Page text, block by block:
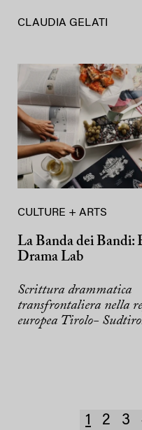
CLAUDIA GELATI
CULTURE + ARTS
La Banda dei Bandi:
Drama Lab
Scrittura drammatica
transfrontaliera nella
europea Tirolo-
1 2 3